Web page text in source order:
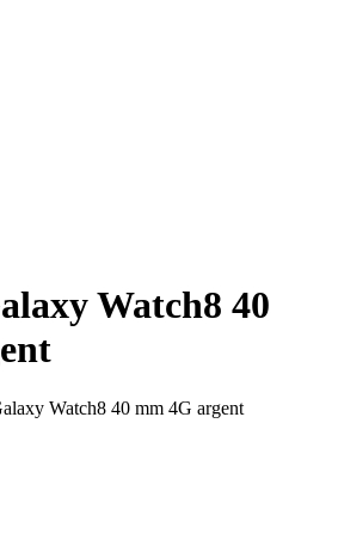
Watch8 40
Watch8 40 mm 4G argent